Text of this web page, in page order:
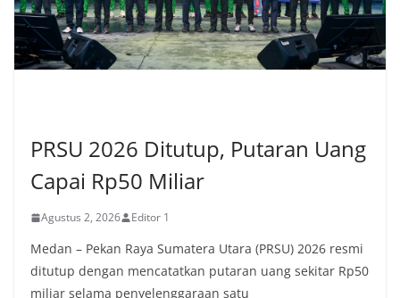
PRSU 2026 Ditutup, Putaran Uang
Capai Rp50 Miliar
Agustus 2, 2026 Editor 1
Medan – Pekan Raya Sumatera Utara (PRSU) 2026 resmi
ditutup dengan mencatatkan putaran uang sekitar Rp50
miliar selama penyelenggaraan satu